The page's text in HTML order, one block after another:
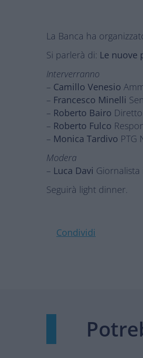
La Banca ha
Si parlerà di: Le nuove
Interverranno
– Camillo Venesio
– Francesco Minelli
– Roberto Bairo
– Roberto Fulco
– Monica Tardivo PTG
Modera
– Luca Davi Giornalista
Seguirà light dinner.
Condividi